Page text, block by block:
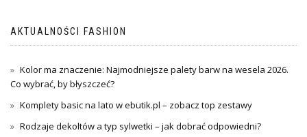
AKTUALNOŚCI FASHION
Kolor ma znaczenie: Najmodniejsze palety barw na wesela 2026.
Co wybrać, by błyszczeć?
Komplety basic na lato w ebutik.pl – zobacz top zestawy
Rodzaje dekoltów a typ sylwetki – jak dobrać odpowiedni?